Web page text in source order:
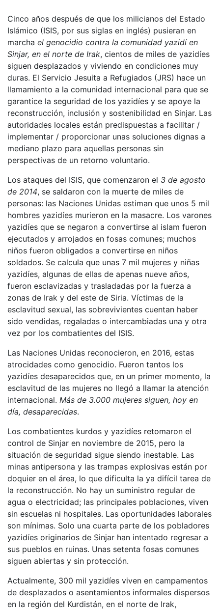
Cinco años después de que los milicianos del Estado
Islámico (ISIS, por sus siglas en inglés) pusieran en
marcha el genocidio contra la comunidad yazidí en
Sinjar, en el norte de Irak, cientos de miles de yazidíes
siguen desplazados y viviendo en condiciones muy
duras. El Servicio Jesuita a Refugiados (JRS) hace un
llamamiento a la comunidad internacional para que se
garantice la seguridad de los yazidíes y se apoye la
reconstrucción, inclusión y sostenibilidad en Sinjar. Las
autoridades locales están predispuestas a facilitar /
implementar / proporcionar unas soluciones dignas a
mediano plazo para aquellas personas sin
perspectivas de un retorno voluntario.
Los ataques del ISIS, que comenzaron el 3 de agosto
de 2014, se saldaron con la muerte de miles de
personas: las Naciones Unidas estiman que unos 5 mil
hombres yazidíes murieron en la masacre. Los varones
yazidíes que se negaron a convertirse al islam fueron
ejecutados y arrojados en fosas comunes; muchos
niños fueron obligados a convertirse en niños
soldados. Se calcula que unas 7 mil mujeres y niñas
yazidíes, algunas de ellas de apenas nueve años,
fueron esclavizadas y trasladadas por la fuerza a
zonas de Irak y del este de Siria. Víctimas de la
esclavitud sexual, las sobrevivientes cuentan haber
sido vendidas, regaladas o intercambiadas una y otra
vez por los combatientes del ISIS.
Las Naciones Unidas reconocieron, en 2016, estas
atrocidades como genocidio. Fueron tantos los
yazidíes desaparecidos que, en un primer momento, la
esclavitud de las mujeres no llegó a llamar la atención
internacional. Más de 3.000 mujeres siguen, hoy en
día, desaparecidas.
Los combatientes kurdos y yazidíes retomaron el
control de Sinjar en noviembre de 2015, pero la
situación de seguridad sigue siendo inestable. Las
minas antipersona y las trampas explosivas están por
doquier en el área, lo que dificulta la ya difícil tarea de
la reconstrucción. No hay un suministro regular de
agua o electricidad; las principales poblaciones, viven
sin escuelas ni hospitales. Las oportunidades laborales
son mínimas. Solo una cuarta parte de los pobladores
yazidíes originarios de Sinjar han intentado regresar a
sus pueblos en ruinas. Unas setenta fosas comunes
siguen abiertas y sin protección.
Actualmente, 300 mil yazidíes viven en campamentos
de desplazados o asentamientos informales dispersos
en la región del Kurdistán, en el norte de Irak,